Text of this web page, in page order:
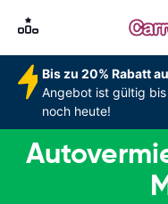
Bis zu 20% Rabatt
Angebot ist gültig
noch heute!